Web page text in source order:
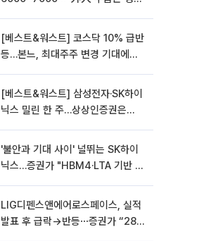
[베스트&워스트] 코스닥 10% 급반
등…본느, 최대주주 변경 기대에
[베스트&워스트] 삼성전자·SK하이
닉스 밀린 한 주…상상인증권은
'불안과 기대 사이' 널뛰는 SK하이
닉스…증권가 "HBM4·LTA 기반 펀
LIG디펜스앤에어로스페이스, 실적
발표 후 급락→반등⋯증권가 “28년